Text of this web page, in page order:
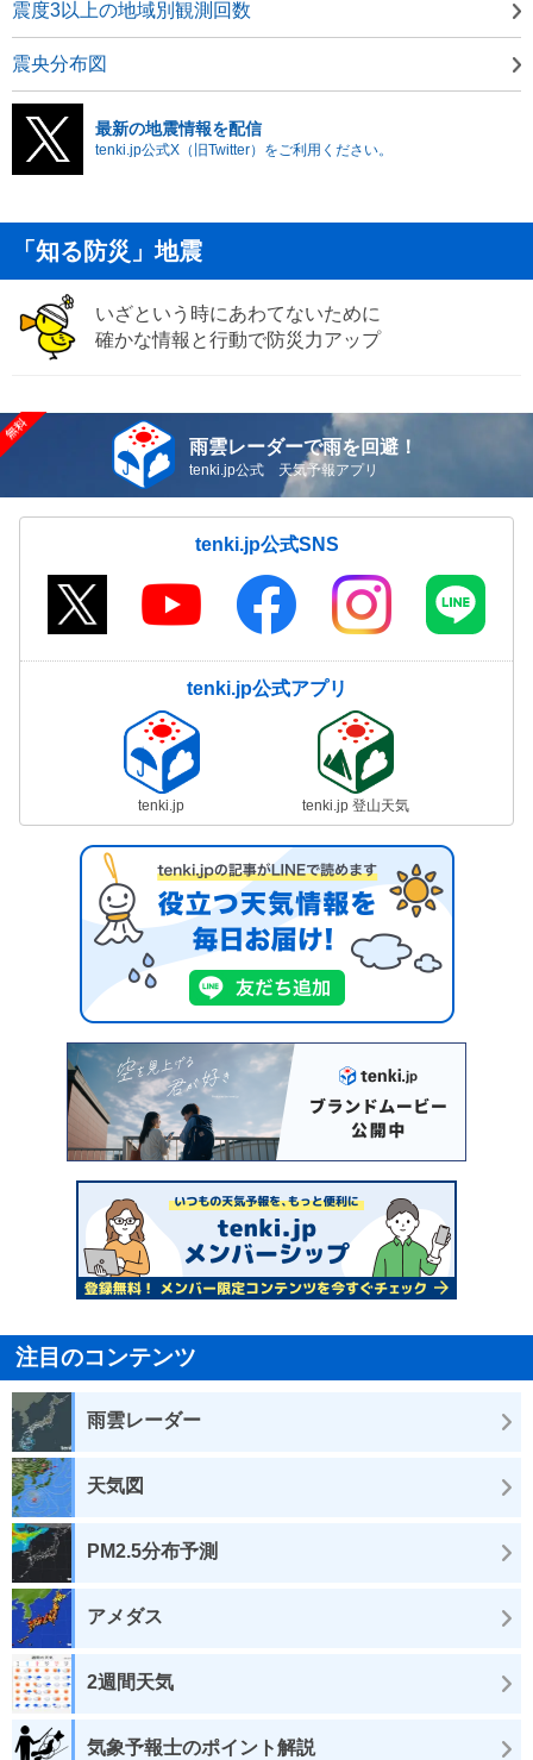
震度3以上の地域別観測回数
震央分布図
最新の地震情報を配信
tenki.jp公式X（旧Twitter）をご利用ください。
「知る防災」地震
いざという時にあわてないために
確かな情報と行動で防災力アップ
雨雲レーダーで雨を回避！
tenki.jp公式 天気予報アプリ
tenki.jp公式SNS
tenki.jp公式アプリ
tenki.jp tenki.jp 登山天気
注目のコンテンツ
雨雲レーダー
天気図
PM2.5分布予測
アメダス
2週間天気
気象予報士のポイント解説